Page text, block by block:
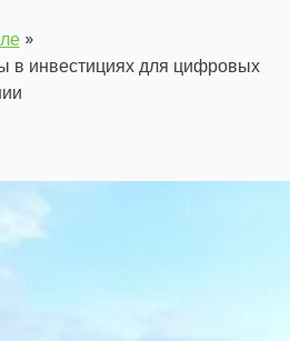
в инвестициях для цифровых